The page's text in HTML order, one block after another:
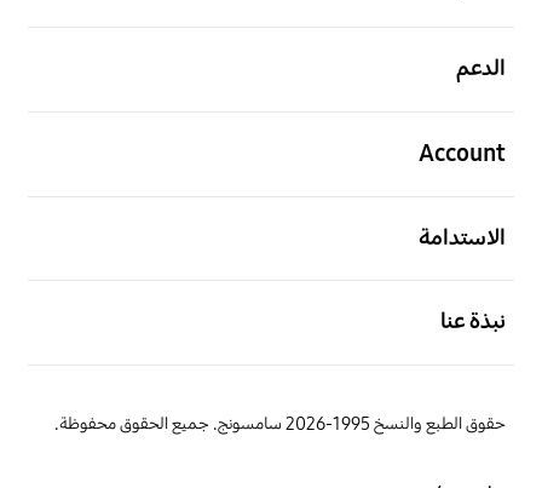
الدعم
Account
الاستدامة
نبذة عنا
حقوق الطبع والنسخ 1995-2026 سامسونج. جميع الحقوق محفوظة.